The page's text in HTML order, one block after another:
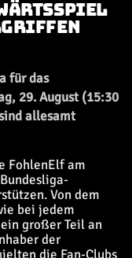
für das
29. August (15:30
allesamt
FohlenElf am
Von dem
bei jedem
großer Teil an
der
die Fan-Clubs